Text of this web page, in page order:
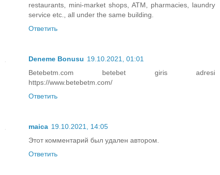
restaurants, mini-market shops, ATM, pharmacies, laundry
service etc., all under the same building.
Ответить
Deneme Bonusu 19.10.2021, 01:01
Betebetm.com betebet giris adresi
https://www.betebetm.com/
Ответить
maica 19.10.2021, 14:05
Этот комментарий был удален автором.
Ответить